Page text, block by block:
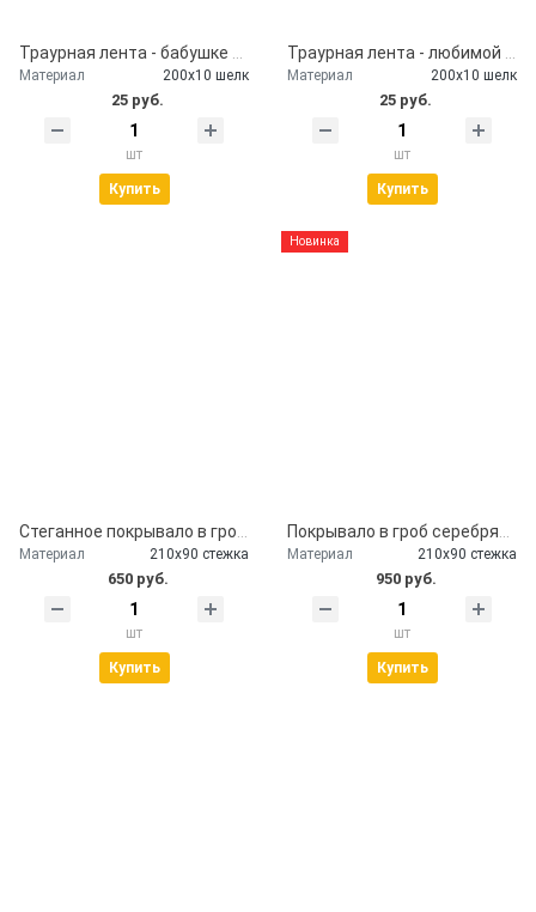
Материал 200х10 шелк
25 руб.
шт
Купить
Материал 200х10 шелк
25 руб.
шт
Купить
Стеганное покрывало в гроб церковь
Материал 210х90 стежка
650 руб.
шт
Купить
Новинка
Покрывало в гроб серебряное
Материал 210х90 стежка
950 руб.
шт
Купить